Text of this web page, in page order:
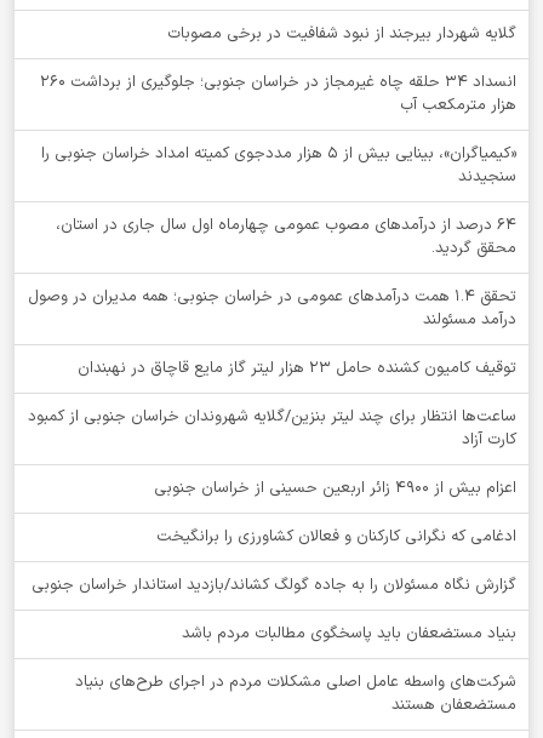
گلایه شهردار بیرجند از نبود شفافیت در برخی مصوبات
انسداد ۳۴ حلقه چاه غیرمجاز در خراسان جنوبی؛ جلوگیری از برداشت ۲۶۰
هزار مترمکعب آب
«کیمیاگران»، بینایی بیش از ۵ هزار مددجوی کمیته امداد خراسان جنوبی را
سنجیدند
64 درصد از درآمدهای مصوب عمومی چهارماه اول سال جاری در استان،
محقق گردید.
تحقق ۱.۴ همت درآمدهای عمومی در خراسان جنوبی؛ همه مدیران در وصول
درآمد مسئولند
توقيف کامیون کشنده حامل 23 هزار لیتر گاز مایع قاچاق در نهبندان
ساعت‌ها انتظار برای چند لیتر بنزین/گلایه شهروندان خراسان جنوبی از کمبود
کارت آزاد
اعزام بیش از 4900 زائر اربعین حسینی از خراسان جنوبی
ادغامی که نگرانی کارکنان و فعالان کشاورزی را برانگیخت
گزارش نگاه مسئولان را به جاده گولگ کشاند/بازدید استاندار خراسان جنوبی
بنیاد مستضعفان باید پاسخگوی مطالبات مردم باشد
شرکت‌های واسطه عامل اصلی مشکلات مردم در اجرای طرح‌های بنیاد
مستضعفان هستند